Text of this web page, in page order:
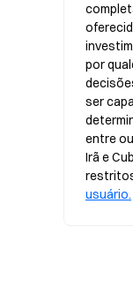
por
ser
entre
Irã e
usuário.